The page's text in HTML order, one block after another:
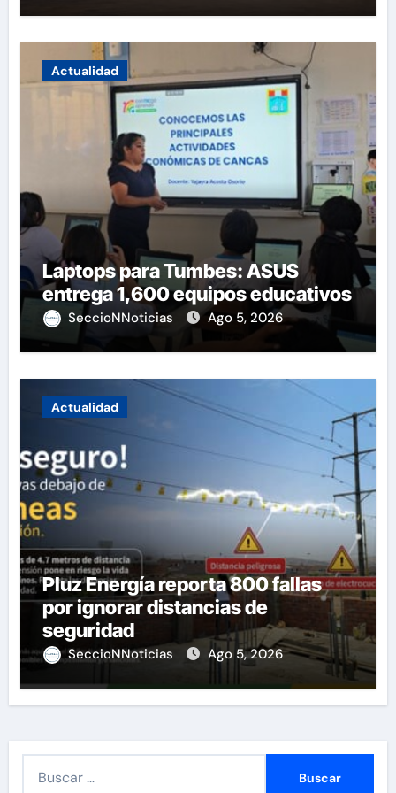
Actualidad
Laptops para Tumbes: ASUS
entrega 1,600 equipos educativos
SeccioNNoticias Ago 5, 2026
Actualidad
Pluz Energía reporta 800 fallas
por ignorar distancias de
seguridad
SeccioNNoticias Ago 5, 2026